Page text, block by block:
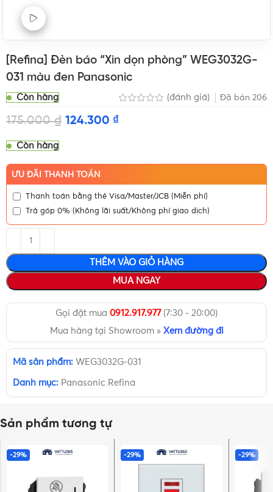
[Refina] Đèn báo “Xin dọn phòng” WEG3032G-
031 màu đen Panasonic
Còn hàng (đánh giá) Đã bán 206
175.000₫ 124.300 ₫
Còn hàng
ƯU ĐÃI THANH TOÁN
Thanh toán bằng thẻ Visa/Master/JCB (Miễn phí)
Trả góp 0% (Không lãi suất/Không phí giao dịch)
THÊM VÀO GIỎ HÀNG
MUA NGAY
Gọi đặt mua 0912.917.977(7:30 - 20:00)
Mua hàng tại Showroom » Xem đường đi
Mã sản phẩm: WEG3032G-031
Danh mục: Panasonic Refina
Sản phẩm tương tự
-29% -29% -29%